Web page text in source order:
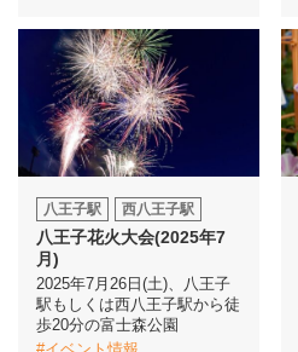
八王子駅 西八王子駅
八王子花火大会(2025年7
月)
2025年7月26日(土)、八王子
駅もしくは西八王子駅から徒
歩20分の富士森公園